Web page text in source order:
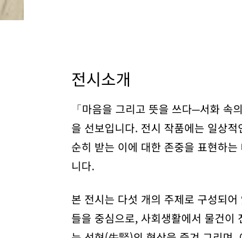
전시소개
「마음을 그리고 뜻을 쓰다─서화
을 선보입니다. 전시 작품에는 일상
순히 받는 이에 대한 존중을 표현하
니다.
본 전시는 다섯 개의 주제로 구성되
들을 중심으로, 사회생활에서 물건